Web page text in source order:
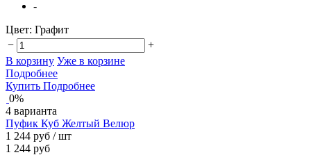
-
Цвет: Графит
−
+
В корзину Уже в корзине
Подробнее
Купить Подробнее
0%
4 варианта
Пуфик Куб Желтый Велюр
1 244 руб / шт
1 244 руб